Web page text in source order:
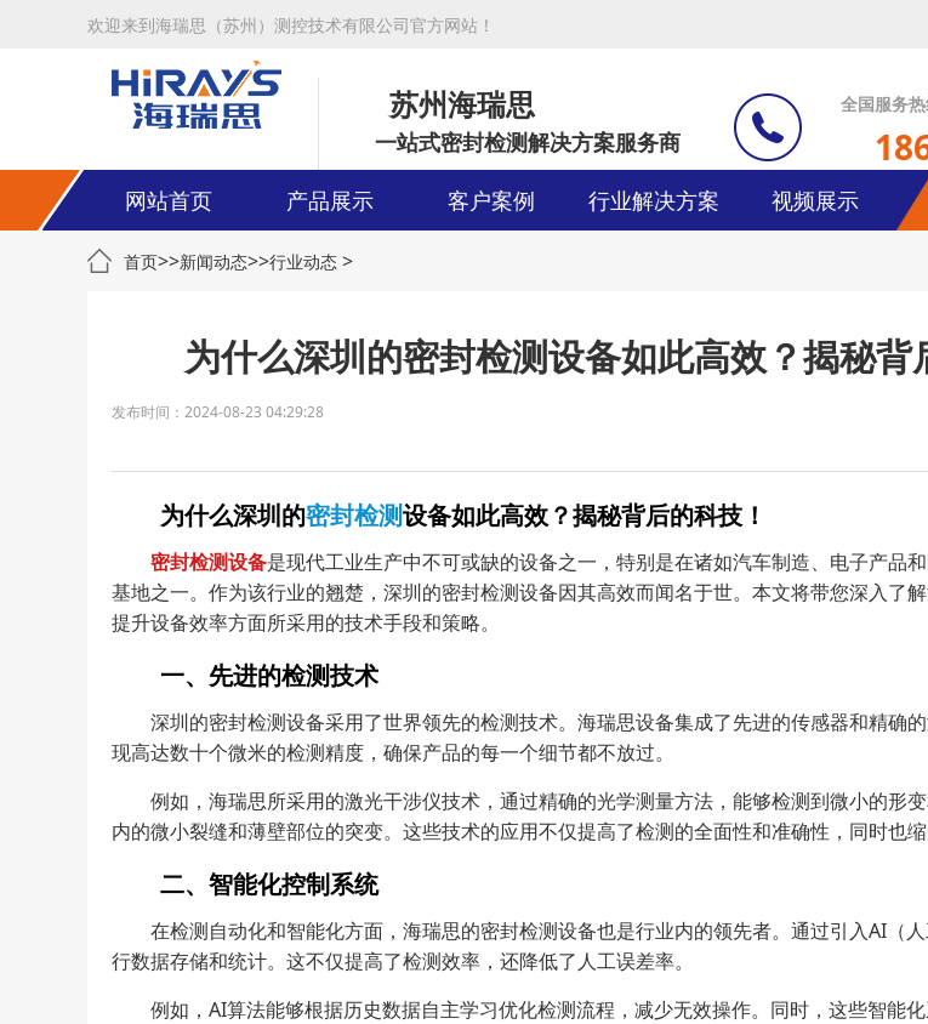
欢迎来到海瑞思（苏州）测控技术有限公司官方网站！
苏州海瑞思
一站式密封检测解决方案服务商
全国服务热
网站首页 产品展示 客户案例 行业解决方案 视频展示
首页>>新闻动态>>行业动态 >
为什么深圳的密封检测设备如此高效？揭秘背
发布时间：2024-08-23 04:29:28
为什么深圳的密封检测设备如此高效？揭秘背后的科技！
密封检测设备是现代工业生产中不可或缺的设备之一，特别是在诸如汽车制造、电子产品
基地之一。作为该行业的翘楚，深圳的密封检测设备因其高效而闻名于世。本文将带您深入了
提升设备效率方面所采用的技术手段和策略。
一、先进的检测技术
深圳的密封检测设备采用了世界领先的检测技术。海瑞思设备集成了先进的传感器和精确
现高达数十个微米的检测精度，确保产品的每一个细节都不放过。
例如，海瑞思所采用的激光干涉仪技术，通过精确的光学测量方法，能够检测到微小的形
内的微小裂缝和薄壁部位的突变。这些技术的应用不仅提高了检测的全面性和准确性，同时也缩
二、智能化控制系统
在检测自动化和智能化方面，海瑞思的密封检测设备也是行业内的领先者。通过引入AI（
行数据存储和统计。这不仅提高了检测效率，还降低了人工误差率。
例如，AI算法能够根据历史数据自主学习优化检测流程，减少无效操作。同时，这些智能